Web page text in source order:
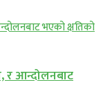
र आन्दोलनबाट